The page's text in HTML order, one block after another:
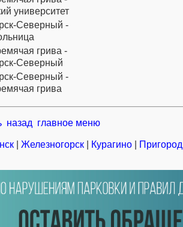
университет
Северный -
грива -
Северный
Северный -
грива
назад главное меню
Железногорск Курагино